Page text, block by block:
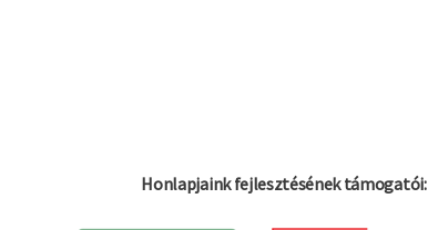
Honlapjaink fejlesztésének támogatói: